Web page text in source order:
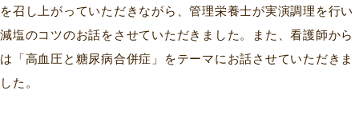
を召し上がっていただきながら、管理栄養士が実演調理を行い
減塩のコツのお話をさせていただきました。また、看護師から
は「高血圧と糖尿病合併症」をテーマにお話させていただきま
した。